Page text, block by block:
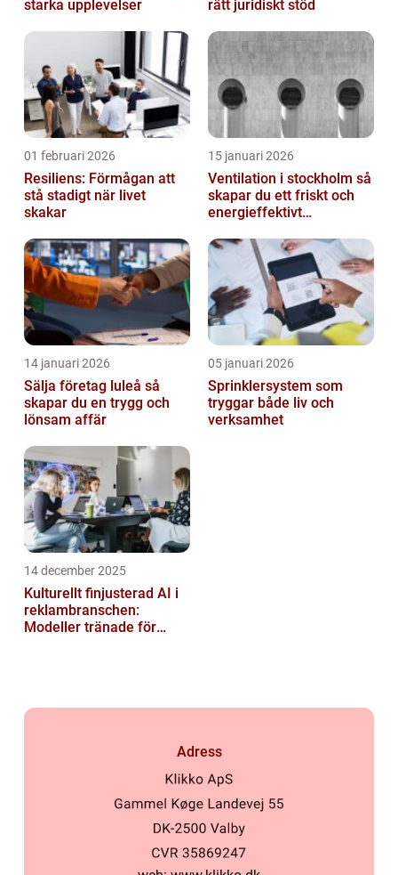
starka upplevelser
rätt juridiskt stöd
01 februari 2026
Resiliens: Förmågan att
stå stadigt när livet
skakar
15 januari 2026
Ventilation i stockholm så
skapar du ett friskt och
energieffektivt
14 januari 2026
Sälja företag luleå så
skapar du en trygg och
lönsam affär
05 januari 2026
Sprinklersystem som
tryggar både liv och
verksamhet
14 december 2025
Kulturellt finjusterad AI i
reklambranschen:
Modeller tränade för
Adress